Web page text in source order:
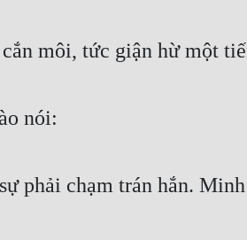
môi, tức giận hừ một
nói:
phải chạm trán hắn.